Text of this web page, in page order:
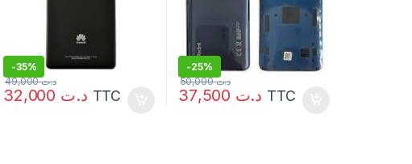
-35%
د.ت
د.ت49,000
TTC
-25%
د.ت
د.ت50,000
TTC